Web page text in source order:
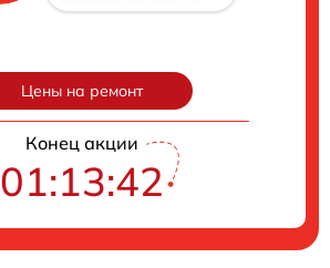
Цены на ремонт
Конец акции
01:13:41